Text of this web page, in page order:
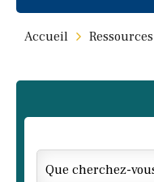
Accueil Ressources